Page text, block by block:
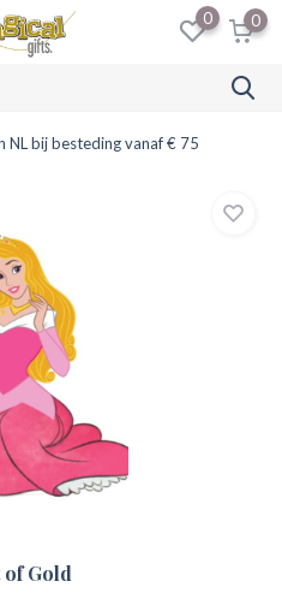
0 0
NL bij besteding vanaf € 75
Gold